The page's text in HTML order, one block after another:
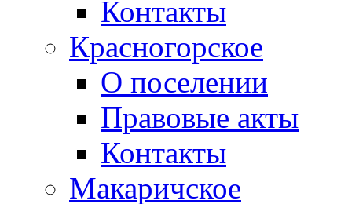
Контакты
Красногорское
О поселении
Правовые акты
Контакты
Макаричское